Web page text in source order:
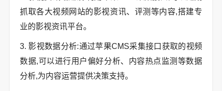
抓取各大视频网站的影视资讯、评测等内容,搭建专
业的影视资讯平台。
3. 影视数据分析:通过苹果CMS采集接口获取的视频
数据,可以进行用户偏好分析、内容热点监测等数据
分析,为内容运营提供决策支持。